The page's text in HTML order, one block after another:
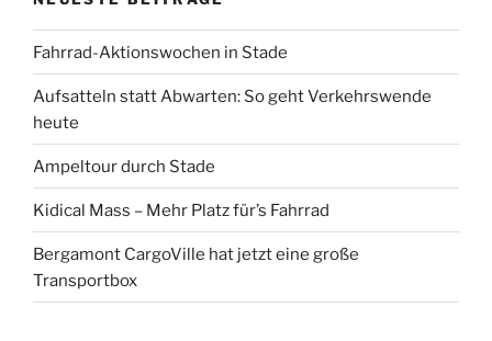
Fahrrad-Aktionswochen in Stade
Aufsatteln statt Abwarten: So geht Verkehrswende
heute
Ampeltour durch Stade
Kidical Mass – Mehr Platz für’s Fahrrad
Bergamont CargoVille hat jetzt eine große
Transportbox